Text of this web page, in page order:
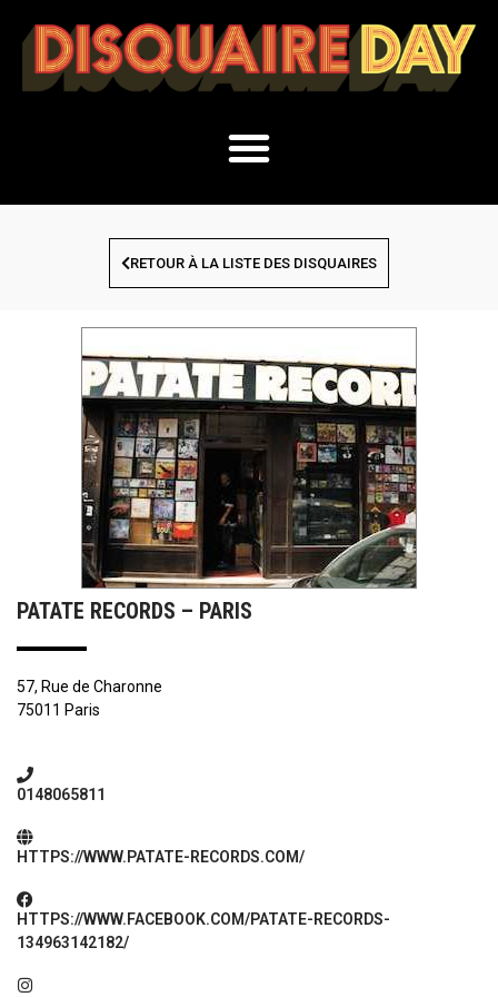
RETOUR À LA LISTE DES DISQUAIRES
PATATE RECORDS – PARIS
57, Rue de Charonne
75011 Paris
0148065811
HTTPS://WWW.PATATE-RECORDS.COM/
HTTPS://WWW.FACEBOOK.COM/PATATE-RECORDS-
134963142182/